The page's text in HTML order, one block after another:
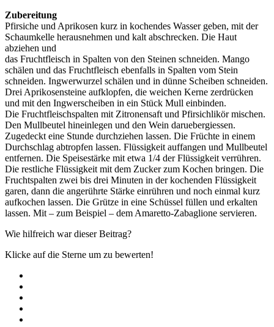
Zubereitung
Pfirsiche und Aprikosen kurz in kochendes Wasser geben, mit der
Schaumkelle herausnehmen und kalt abschrecken. Die Haut
abziehen und
das Fruchtfleisch in Spalten von den Steinen schneiden. Mango
schälen und das Fruchtfleisch ebenfalls in Spalten vom Stein
schneiden. Ingwerwurzel schälen und in dünne Scheiben schneiden.
Drei Aprikosensteine aufklopfen, die weichen Kerne zerdrücken
und mit den Ingwerscheiben in ein Stück Mull einbinden.
Die Fruchtfleischspalten mit Zitronensaft und Pfirsichlikör mischen.
Den Mullbeutel hineinlegen und den Wein daruebergiessen.
Zugedeckt eine Stunde durchziehen lassen. Die Früchte in einem
Durchschlag abtropfen lassen. Flüssigkeit auffangen und Mullbeutel
entfernen. Die Speisestärke mit etwa 1/4 der Flüssigkeit verrühren.
Die restliche Flüssigkeit mit dem Zucker zum Kochen bringen. Die
Fruchtspalten zwei bis drei Minuten in der kochenden Flüssigkeit
garen, dann die angerührte Stärke einrühren und noch einmal kurz
aufkochen lassen. Die Grütze in eine Schüssel füllen und erkalten
lassen. Mit – zum Beispiel – dem Amaretto-Zabaglione servieren.
Wie hilfreich war dieser Beitrag?
Klicke auf die Sterne um zu bewerten!